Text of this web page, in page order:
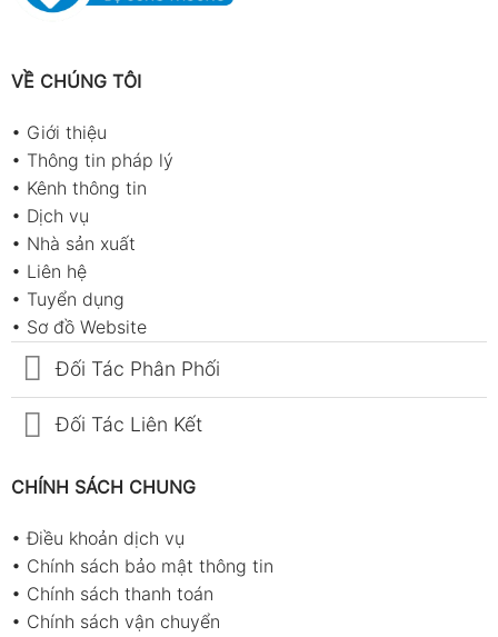
VỀ CHÚNG TÔI
• Giới thiệu
• Thông tin pháp lý
• Kênh thông tin
• Dịch vụ
• Nhà sản xuất
• Liên hệ
• Tuyển dụng
• Sơ đồ Website
Đối Tác Phân Phối
Đối Tác Liên Kết
CHÍNH SÁCH CHUNG
•Điều khoản dịch vụ
• Chính sách bảo mật thông tin
• Chính sách thanh toán
• Chính sách vận chuyển